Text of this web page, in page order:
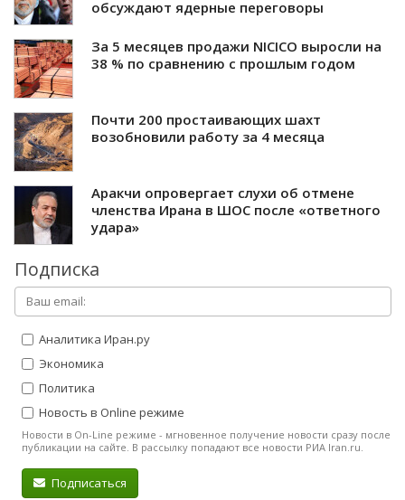
обсуждают ядерные переговоры
За 5 месяцев продажи NICICO выросли на
38 % по сравнению с прошлым годом
Почти 200 простаивающих шахт
возобновили работу за 4 месяца
Аракчи опровергает слухи об отмене
членства Ирана в ШОС после «ответного
удара»
Подписка
Аналитика Иран.ру
Экономика
Политика
Новость в Online режиме
Новости в On-Line режиме - мгновенное получение новости сразу после
публикации на сайте. В рассылку попадают все новости РИА Iran.ru.
Подписаться